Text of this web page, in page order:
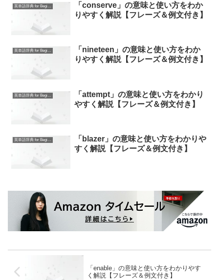
英単語辞典 for Beginners
「conserve」の意味と使い方をわか
りやすく解説【フレーズ＆例文付き】
英単語辞典 for Beginners
「nineteen」の意味と使い方をわか
りやすく解説【フレーズ＆例文付き】
英単語辞典 for Beginners
「attempt」の意味と使い方をわかり
やすく解説【フレーズ＆例文付き】
英単語辞典 for Beginners
「blazer」の意味と使い方をわかりや
すく解説【フレーズ＆例文付き】
「enable」の意味と使い方をわかりやす
く解説【フレーズ＆例文付き】